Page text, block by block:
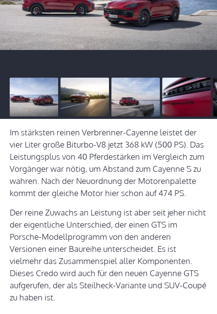
Im stärksten reinen Verbrenner-Cayenne leistet der
vier Liter große Biturbo-V8 jetzt 368 kW (500 PS). Das
Leistungsplus von 40 Pferdestärken im Vergleich zum
Vorgänger war nötig, um Abstand zum Cayenne S zu
wahren. Nach der Neuordnung der Motorenpalette
kommt der gleiche Motor hier schon auf 474 PS.
Der reine Zuwachs an Leistung ist aber seit jeher nicht
der eigentliche Unterschied, der einen GTS im
Porsche-Modellprogramm von den anderen
Versionen einer Baureihe unterscheidet. Es ist
vielmehr das Zusammenspiel aller Komponenten.
Dieses Credo wird auch für den neuen Cayenne GTS
aufgerufen, der als Steilheck-Variante und SUV-Coupé
zu haben ist.